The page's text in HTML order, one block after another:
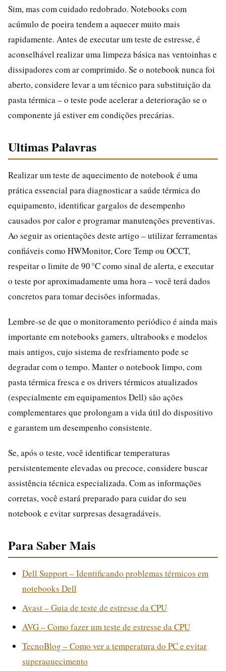
Sim, mas com cuidado redobrado. Notebooks com
acúmulo de poeira tendem a aquecer muito mais
rapidamente. Antes de executar um teste de estresse, é
aconselhável realizar uma limpeza básica nas ventoinhas e
dissipadores com ar comprimido. Se o notebook nunca foi
aberto, considere levar a um técnico para substituição da
pasta térmica – o teste pode acelerar a deterioração se o
componente já estiver em condições precárias.
Ultimas Palavras
Realizar um teste de aquecimento de notebook é uma
prática essencial para diagnosticar a saúde térmica do
equipamento, identificar gargalos de desempenho
causados por calor e programar manutenções preventivas.
Ao seguir as orientações deste artigo – utilizar ferramentas
confiáveis como HWMonitor, Core Temp ou OCCT,
respeitar o limite de 90 °C como sinal de alerta, e executar
o teste por aproximadamente uma hora – você terá dados
concretos para tomar decisões informadas.
Lembre-se de que o monitoramento periódico é ainda mais
importante em notebooks gamers, ultrabooks e modelos
mais antigos, cujo sistema de resfriamento pode se
degradar com o tempo. Manter o notebook limpo, com
pasta térmica fresca e os drivers térmicos atualizados
(especialmente em equipamentos Dell) são ações
complementares que prolongam a vida útil do dispositivo
e garantem um desempenho consistente.
Se, após o teste, você identificar temperaturas
persistentemente elevadas ou precoce, considere buscar
assistência técnica especializada. Com as informações
corretas, você estará preparado para cuidar do seu
notebook e evitar surpresas desagradáveis.
Para Saber Mais
Dell Support – Identificando problemas térmicos em
notebooks Dell
Avast – Guia de teste de estresse da CPU
AVG – Como fazer um teste de estresse da CPU
TecnoBlog – Como ver a temperatura do PC e evitar
superaquecimento